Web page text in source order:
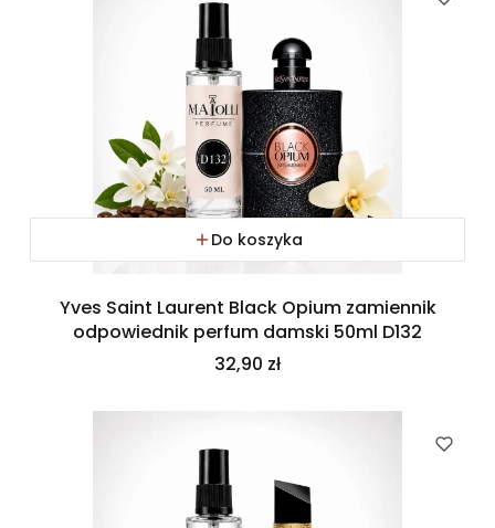
Do koszyka
Yves Saint Laurent Black Opium zamiennik
odpowiednik perfum damski 50ml D132
Cena
32,90 zł